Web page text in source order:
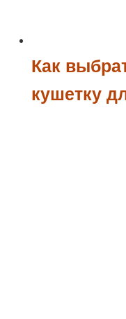
Как
кушетку